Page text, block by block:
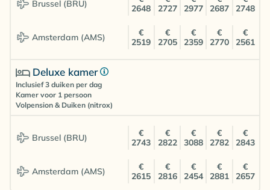
Brussel (BRU)
Amsterdam (AMS)
2648
2727
2977
2687
2748
€
2519
€
2705
€
2359
€
2770
€
2561
Deluxe kamer
Inclusief 3 duiken per dag
Kamer voor 1 persoon
Volpension & Duiken (nitrox)
Brussel (BRU)
Amsterdam (AMS)
€
2743
€
2822
€
3088
€
2782
€
2843
€
2615
€
2816
€
2454
€
2881
€
2657